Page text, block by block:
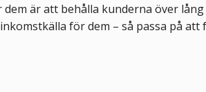
är att behålla kunderna över lång
för dem – så passa på att